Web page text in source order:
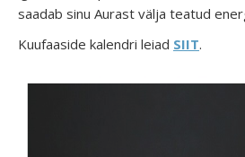
saadab sinu Aurast välja teatud
Kuufaaside kalendri leiad SIIT.